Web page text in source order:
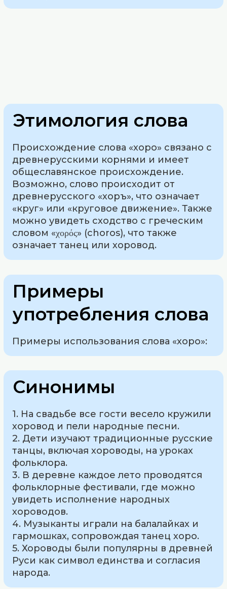
Этимология слова
Происхождение слова «хоро» связано с
древнерусскими корнями и имеет
общеславянское происхождение.
Возможно, слово происходит от
древнерусского «хоръ», что означает
«круг» или «круговое движение». Также
можно увидеть сходство с греческим
словом «χορός» (choros), что также
означает танец или хоровод.
Примеры
употребления слова
Примеры использования слова «хоро»:
Синонимы
1. На свадьбе все гости весело кружили
хоровод и пели народные песни.
2. Дети изучают традиционные русские
танцы, включая хороводы, на уроках
фольклора.
3. В деревне каждое лето проводятся
фольклорные фестивали, где можно
увидеть исполнение народных
хороводов.
4. Музыканты играли на балалайках и
гармошках, сопровождая танец хоро.
5. Хороводы были популярны в древней
Руси как символ единства и согласия
народа.